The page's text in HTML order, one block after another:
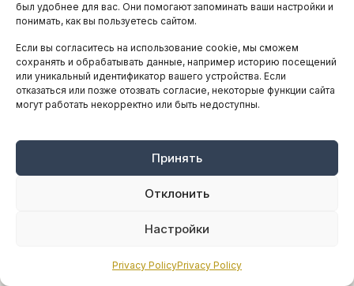
был удобнее для вас. Они помогают запоминать ваши настройки и
понимать, как вы пользуетесь сайтом.
Если вы согласитесь на использование cookie, мы сможем
сохранять и обрабатывать данные, например историю посещений
или уникальный идентификатор вашего устройства. Если
отказаться или позже отозвать согласие, некоторые функции сайта
могут работать некорректно или быть недоступны.
Принять
Отклонить
Настройки
Privacy PolicyPrivacy Policy
Chateau Punin высаживает
легендарный сорт винограда пино
нуар
В живописных окрестностях Пареклисии
перевернуть представление о кипрском
виноделии. В новом Chateau Punin прошла
торжественная высадка...
ПЯТНИЦА, 6 МАРТА, 2026 ПРОЧИТАЛИ 496 ЧЕЛ.